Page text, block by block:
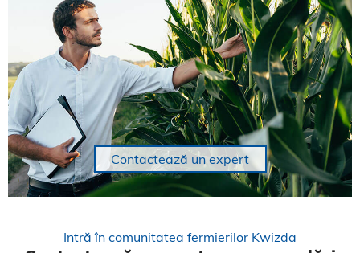
Contactează un expert
Intră în comunitatea fermierilor Kwizda